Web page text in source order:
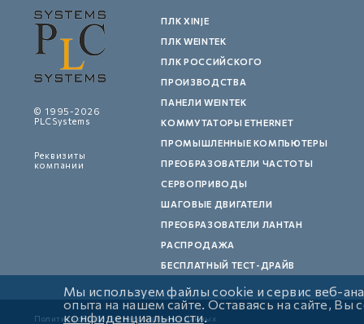
© 1995-2026
PLCSystems
Реквизиты
компании
ПЛК XINJE
ПЛК WEINTEK
ПЛК РОССИЙСКОГО
ПРОИЗВОДСТВА
ПАНЕЛИ WEINTEK
КОММУТАТОРЫ ETHERNET
ПРОМЫШЛЕННЫЕ КОМПЬЮТЕРЫ
ПРЕОБРАЗОВАТЕЛИ ЧАСТОТЫ
СЕРВОПРИВОДЫ
ШАГОВЫЕ ДВИГАТЕЛИ
ПРЕОБРАЗОВАТЕЛИ ЛАНТАН
РАСПРОДАЖА
БЕСПЛАТНЫЙ ТЕСТ-ДРАЙВ
Политика обработки персональных данных
Мы используем файлы cookie и сервис веб-
опыта на нашем сайте. Оставаясь на сайте, Вы
конфиденциальности.